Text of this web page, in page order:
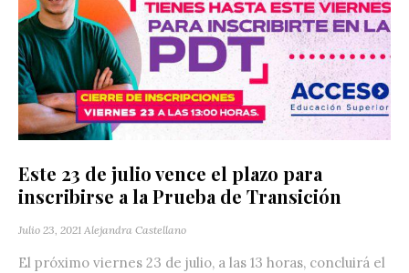
Este 23 de julio vence el plazo para
inscribirse a la Prueba de Transición
Julio 23, 2021 Alejandra Castellano
El próximo viernes 23 de julio, a las 13 horas, concluirá el